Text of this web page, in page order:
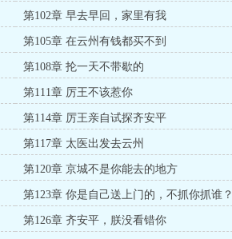
第102章 早去早回，家里有我
第105章 在云州有钱都买不到
第108章 抡一天不带歇的
第111章 厉王不该惹你
第114章 厉王亲自试探齐安平
第117章 太医出发去云州
第120章 京城不是你能去的地方
第123章 你是自己送上门的，不抓你抓谁？
第126章 齐安平，朕没看错你